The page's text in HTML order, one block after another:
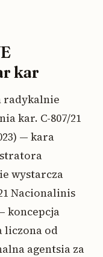
kar
radykalnie
kar. C-807/21
— kara
wystarcza
Nacionalinis
koncepcja
liczona od
agentsia za